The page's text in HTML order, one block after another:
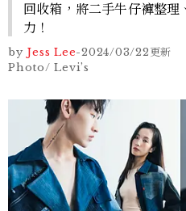
回收箱，將二手牛仔褲整
力！
by Jess Lee-2024/03/22更新
Photo/ Levi’s